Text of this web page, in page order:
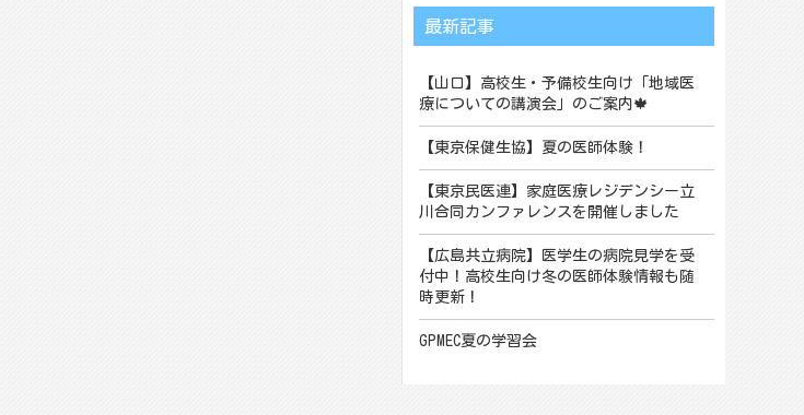
最新記事
【山口】高校生・予備校生向け「地域医
療についての講演会」のご案内🍁
【東京保健生協】夏の医師体験！
【東京民医連】家庭医療レジデンシー立
川合同カンファレンスを開催しました
【広島共立病院】医学生の病院見学を受
付中！高校生向け冬の医師体験情報も随
時更新！
GPMEC夏の学習会